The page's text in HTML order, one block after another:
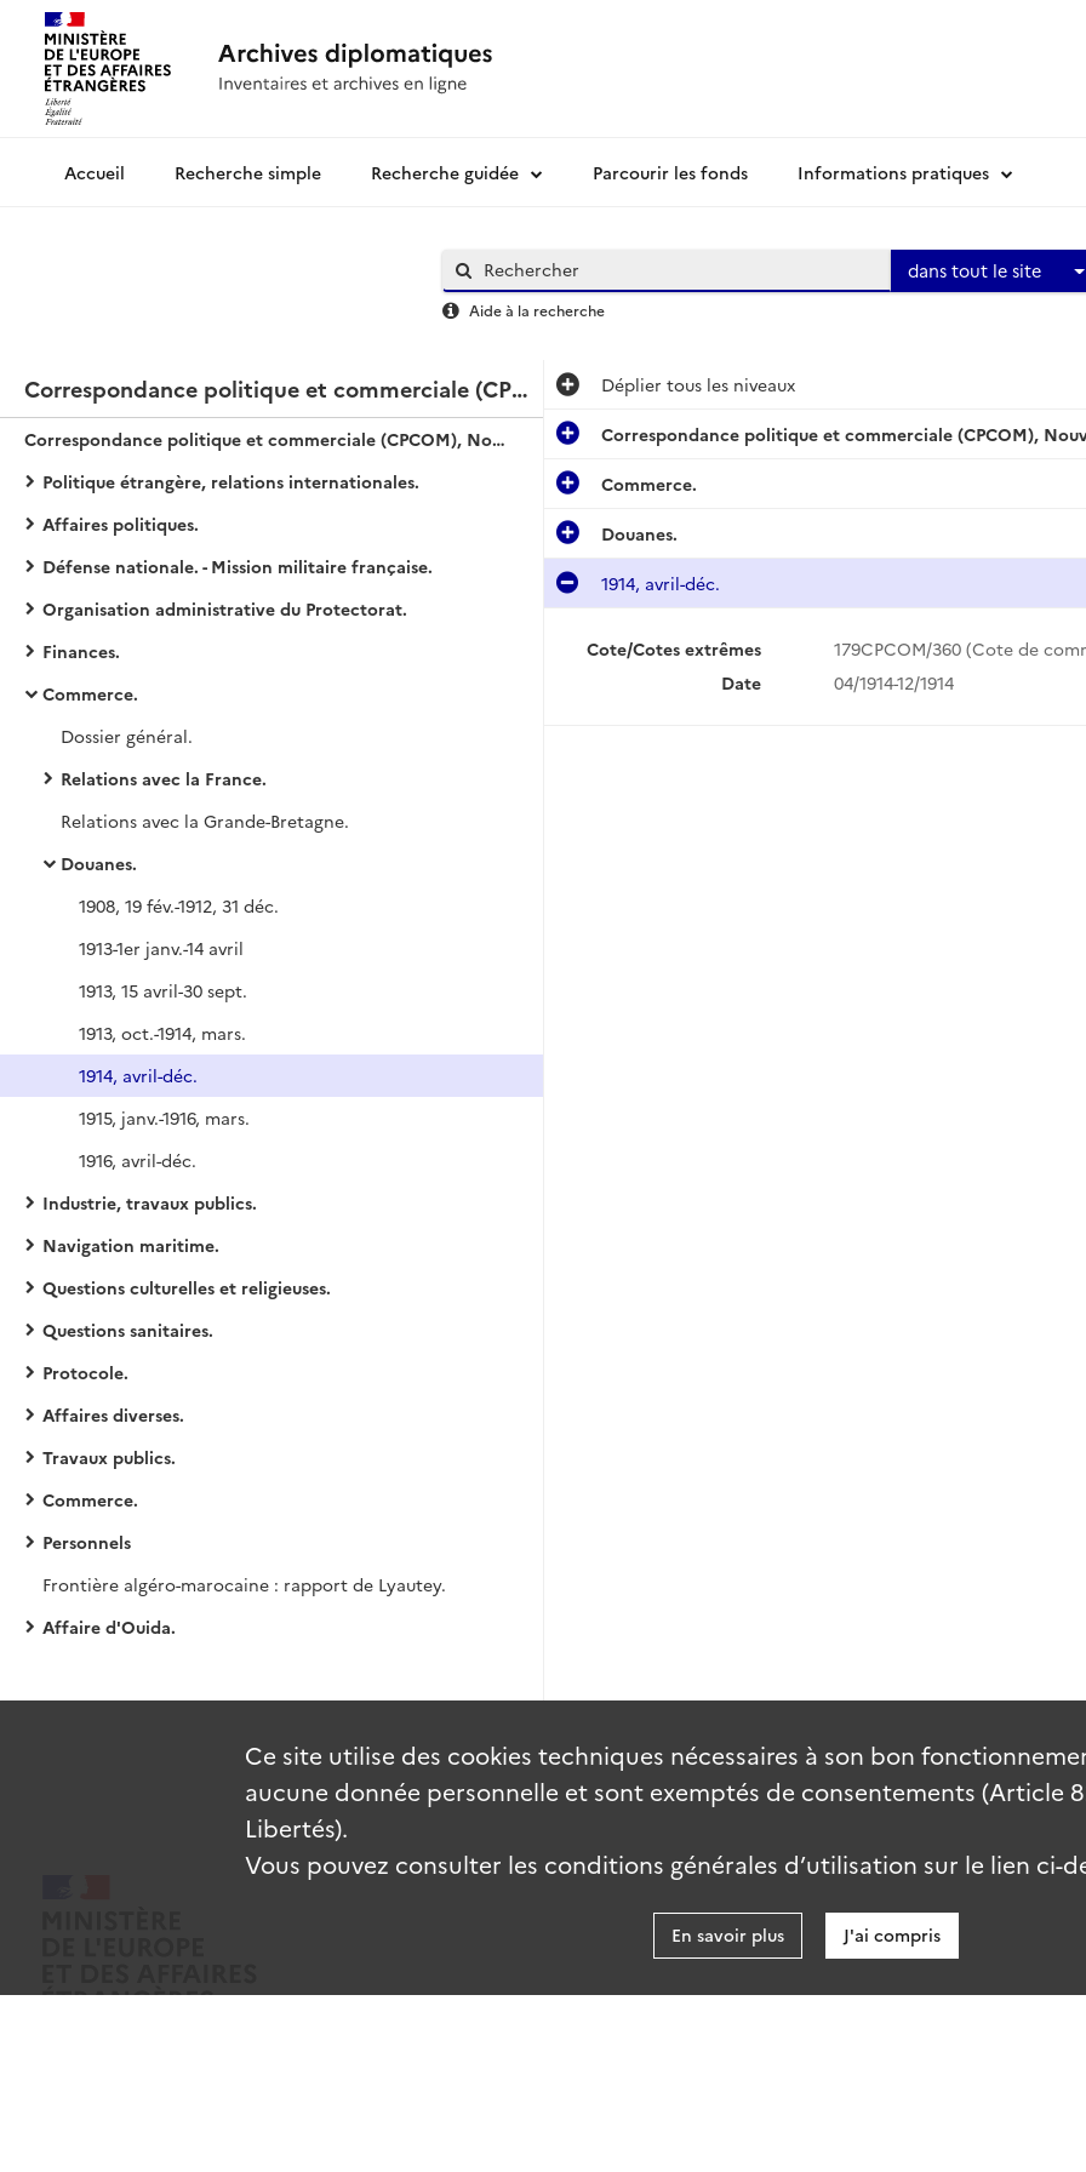
Archives diplomatiquesRecherche simple Recherche guidée Parcourir les fonds Informations pratiques
dans tout le site
Aide à la recherche
Correspondance politique et commerciale (CPCOM), Nouvelle série / Maroc
Correspondance politique et commerciale (CPCOM), Nouvelle série / Maroc
Politique étrangère, relations internationales.
Affaires politiques.
Défense nationale. - Mission militaire française.
Organisation administrative du Protectorat.
Finances.
Commerce.
Dossier général.
Relations avec la France.
Relations avec la Grande-Bretagne.
Douanes.
1908, 19 fév.-1912, 31 déc.
1913-1er janv.-14 avril
1913, 15 avril-30 sept.
1913, oct.-1914, mars.
1914, avril-déc.
1915, janv.-1916, mars.
1916, avril-déc.
Industrie, travaux publics.
Navigation maritime.
Questions culturelles et religieuses.
Questions sanitaires.
Protocole.
Affaires diverses.
Travaux publics.
Commerce.
Personnels
Frontière algéro-marocaine : rapport de Lyautey.
Affaire d'Ouida.
Déplier tous les niveaux
Correspondance politique et commerciale (CPCOM),
Commerce.
Douanes.
1914, avril-déc.
Cote/Cotes extrêmes
179CPCOM/360 (Cote de
Date
04/1914-12/1914
Ce site utilise des cookies techniques nécessaires à son bon
aucune donnée personnelle et sont exemptés de consentements (Article
Libertés).
Vous pouvez consulter les conditions générales d’utilisation sur le lien ci-
En savoir plus J'ai compris